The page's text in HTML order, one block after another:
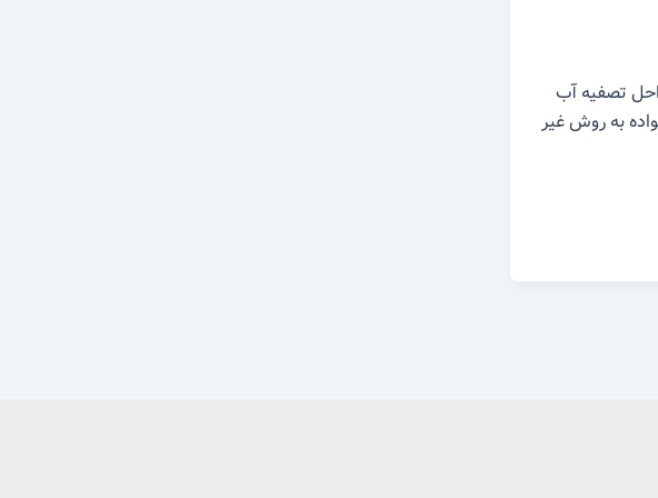
تصفیه آب
به روش غیر